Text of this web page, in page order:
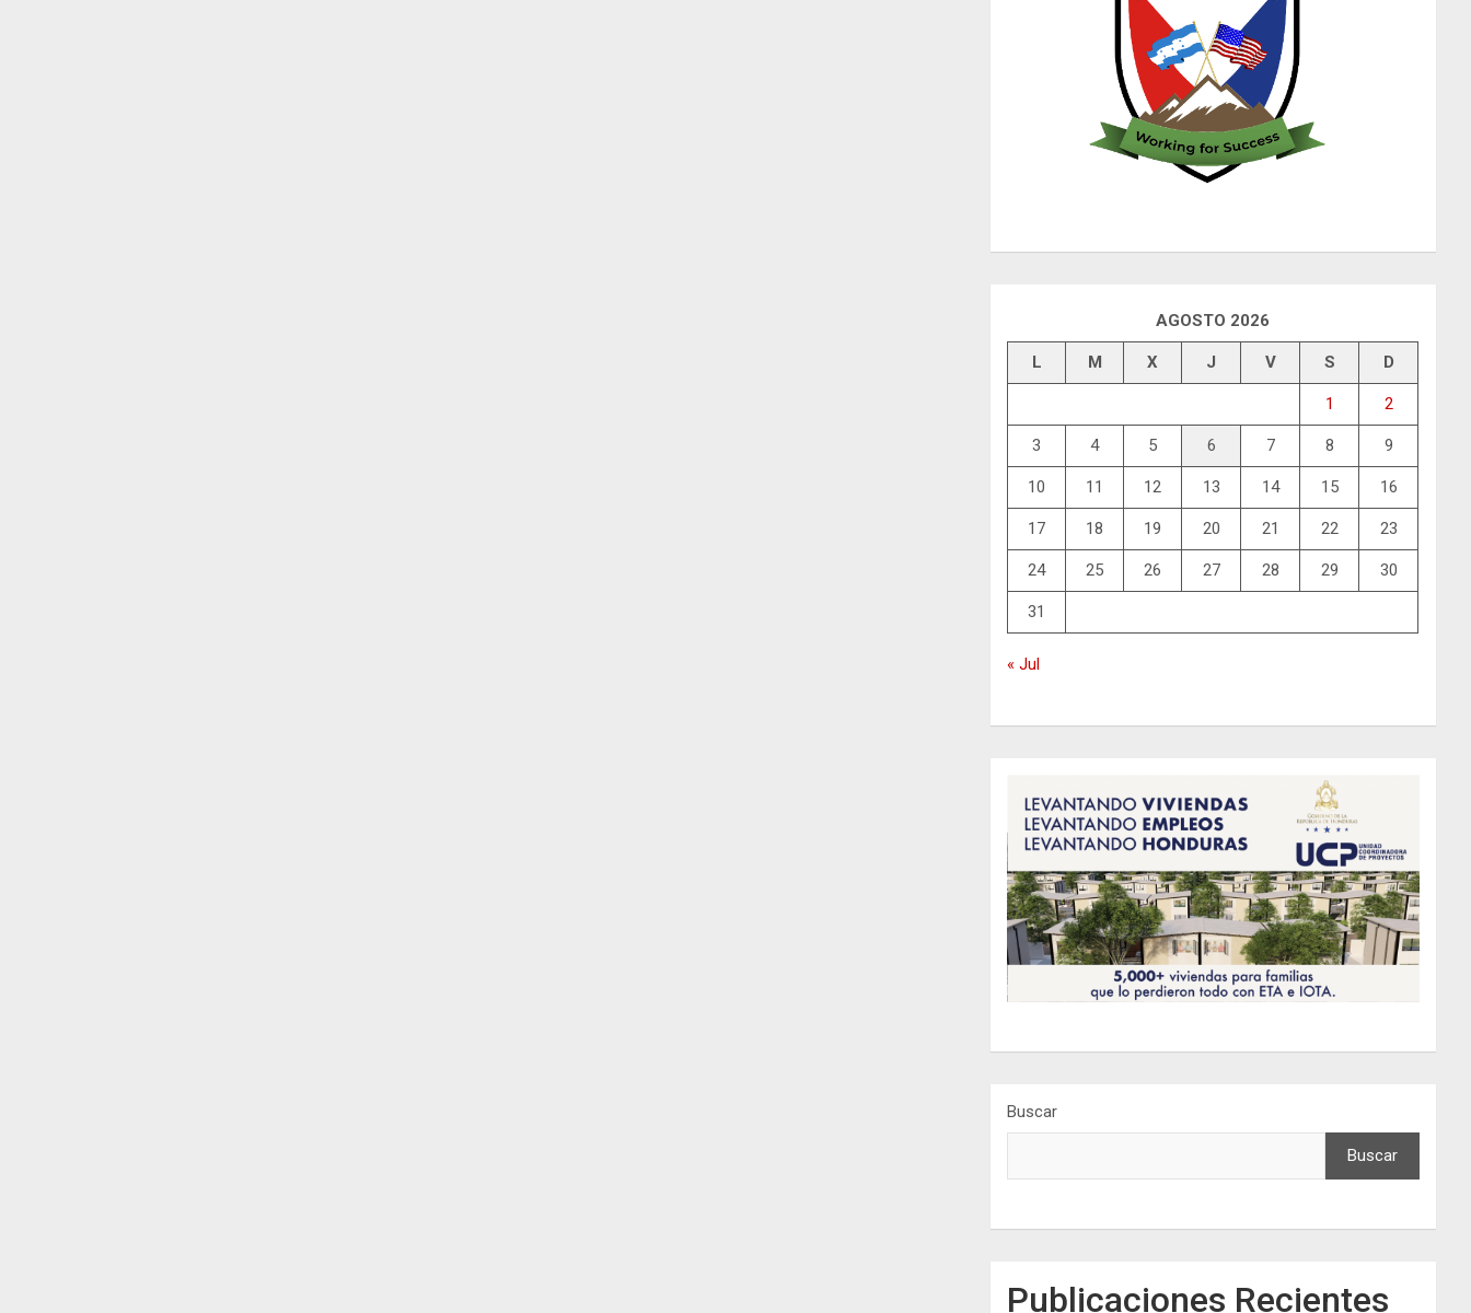
AGOSTO 2026
L M X J V S D
1 2
3 4 5 6 7 8 9
10 11 12 13 14 15 16
17 18 19 20 21 22 23
24 25 26 27 28 29 30
31
« Jul
Buscar
Buscar
Publicaciones Recientes